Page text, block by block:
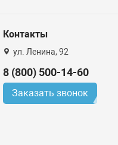
Контакты
ул. Ленина, 92
8 (800) 500-14-60
Заказать звонок